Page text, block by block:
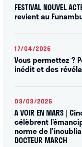
FESTIVAL NOUVEL
revient au
17/04/2026
Vous permettez ?
inédit et des
03/03/2026
A VOIR EN MARS |
célèbrent
norme de
DOCTEUR MARCH